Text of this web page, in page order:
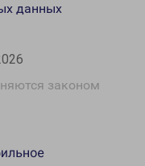
законом
данных